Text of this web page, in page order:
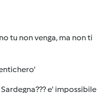
tu non venga, ma non ti
e' impossibile